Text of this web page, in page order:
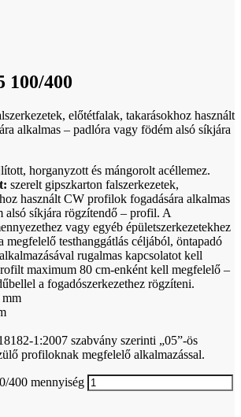
100/400
előtétfalak, takarásokhoz használt
alkalmas – padlóra vagy födém alsó síkjára
horganyzott és mángorolt acéllemez.
szerelt gipszkarton falszerkezetek,
használt CW profilok fogadására alkalmas
alsó síkjára rögzítendő – profil. A
vagy egyéb épületszerkezetekhez
megfelelő testhanggátlás céljából, öntapadó
rugalmas kapcsolatot kell
maximum 80 cm-enként kell megfelelő –
a fogadószerkezethez rögzíteni.
mm
1:2007 szabvány szerinti „05”-ös
profiloknak megfelelő alkalmazással.
400 mennyiség